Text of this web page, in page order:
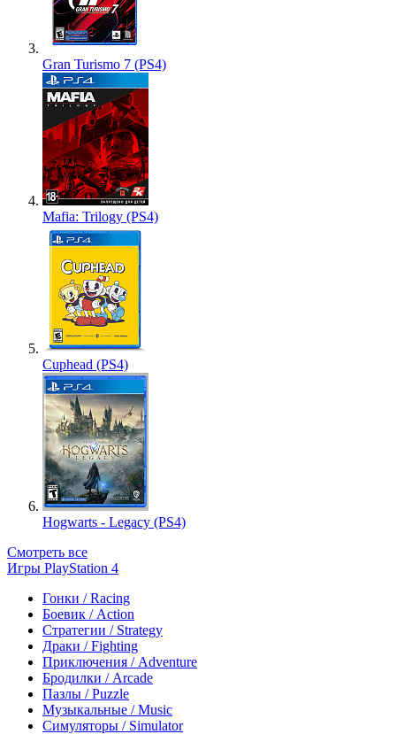
Gran Turismo 7 (PS4)
Mafia: Trilogy (PS4)
Cuphead (PS4)
Hogwarts - Legacy (PS4)
Смотреть все
Игры PlayStation 4
Гонки / Racing
Боевик / Action
Стратегии / Strategy
Драки / Fighting
Приключения / Adventure
Бродилки / Arcade
Пазлы / Puzzle
Музыкальные / Music
Симуляторы / Simulator